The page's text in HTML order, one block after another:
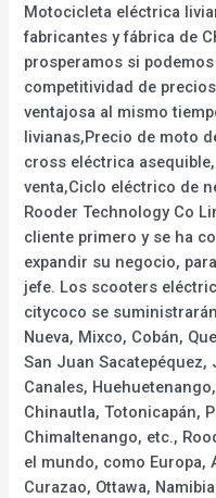
Motocicleta eléctrica
fabricantes y fábrica de
prosperamos si
competitividad de
ventajosa al mismo
livianas,Precio de moto
cross eléctrica
venta,Ciclo eléctrico de
Rooder Technology Co
cliente primero y se ha
expandir su negocio,
jefe. Los scooters
citycoco se
Nueva, Mixco, Cobán,
San Juan Sacatepéquez,
Canales,
Chinautla, Totonicapán,
Chimaltenango, etc.,
el mundo, como Europa,
Curazao, Ottawa,